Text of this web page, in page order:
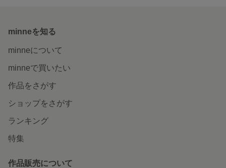
minneを知る
minneについて
minneで買いたい
作品をさがす
ショップをさがす
ランキング
特集
作品販売について